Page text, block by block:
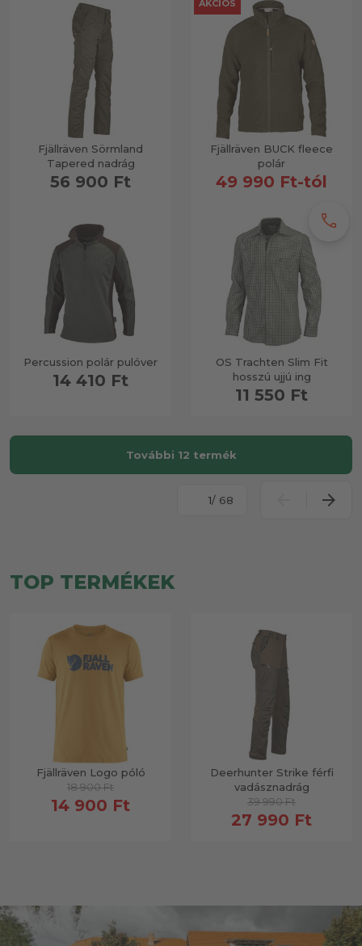
Fjällräven Sörmland
Tapered nadrág
56 900 Ft
Fjällräven BUCK fleece
polár
AKCIÓS
49 990 Ft-tól
Percussion polár pulóver
14 410 Ft
OS Trachten Slim Fit
hosszú ujjú ing
11 550 Ft
További 12 termék
/ 68
TOP TERMÉKEK
Fjällräven Logo póló
18 900 Ft
14 900 Ft
Deerhunter Strike férfi
vadásznadrág
39 990 Ft
27 990 Ft
call